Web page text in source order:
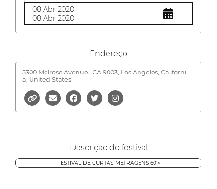
08 Abr 2020
08 Abr 2020
Endereço
5300 Melrose Avenue,
CA 9003, Los Angeles, Californi
a, United States
Descrição do festival
FESTIVAL DE CURTAS-METRAGENS 60'<